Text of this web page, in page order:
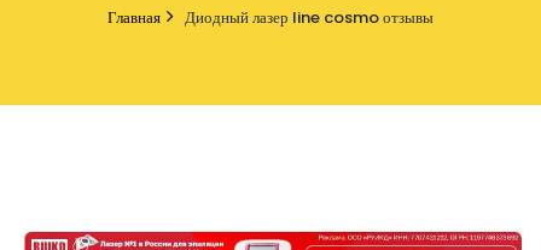
Главная Диодный лазер line cosmo отзывы